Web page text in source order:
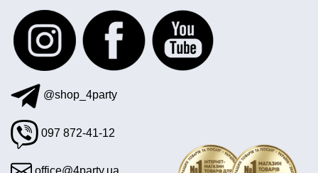
костюмы детские на хэллоуин
новогодние подвески на потолок
свечки торт
@shop_4party
097 872-41-12
office@4party.ua